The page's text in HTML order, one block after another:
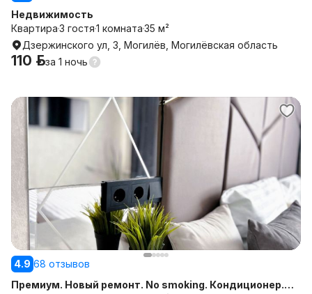
Недвижимость
Квартира3 гостя1 комната35 м²
Дзержинского ул, 3, Могилёв, Могилёвская область
110 р.за 1 ночь
4.9 68 отзывов
Премиум. Новый ремонт. No smoking. Кондиционер.